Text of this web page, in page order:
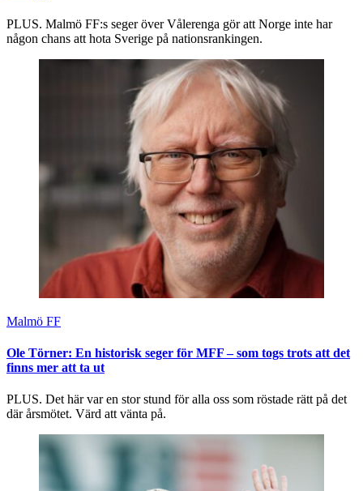
PLUS. Malmö FF:s seger över Vålerenga gör att Norge inte har
någon chans att hota Sverige på nationsrankingen.
Malmö FF
Ole Törner: En historisk seger för MFF – som togs trots att det
finns mer att ta ut
PLUS. Det här var en stor stund för alla oss som röstade rätt på det
där årsmötet. Värd att vänta på.